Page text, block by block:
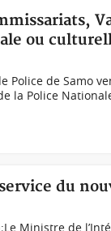
ou
Police de Samo
la Police
du
Ministre de